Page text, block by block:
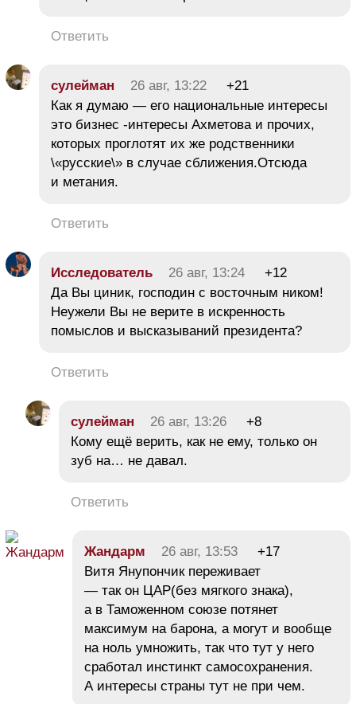
Ответить
сулейман 26 авг, 13:22
+21
Как я думаю — его национальные интересы
это бизнес -интересы Ахметова и прочих,
которых проглотят их же родственники
\«русские\» в случае сближения.Отсюда
и метания.
Ответить
Исследователь 26 авг, 13:24
+12
Да Вы циник, господин с восточным ником!
Неужели Вы не верите в искренность
помыслов и высказываний президента?
Ответить
сулейман 26 авг, 13:26
+8
Кому ещё верить, как не ему, только он
зуб на… не давал.
Ответить
Жандарм 26 авг, 13:53
+17
Витя Янупончик переживает
— так он ЦАР(без мягкого знака),
а в Таможенном союзе потянет
максимум на барона, а могут и вообще
на ноль умножить, так что тут у него
сработал инстинкт самосохранения.
А интересы страны тут не при чем.